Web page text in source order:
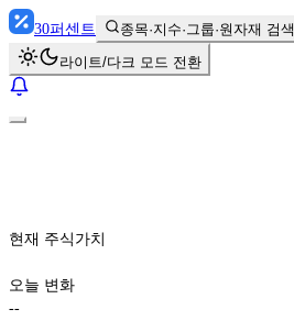
30퍼센트 종목·지수·그룹·원자재 검색
라이트/다크 모드 전환
현재 주식가치
오늘 변화
--